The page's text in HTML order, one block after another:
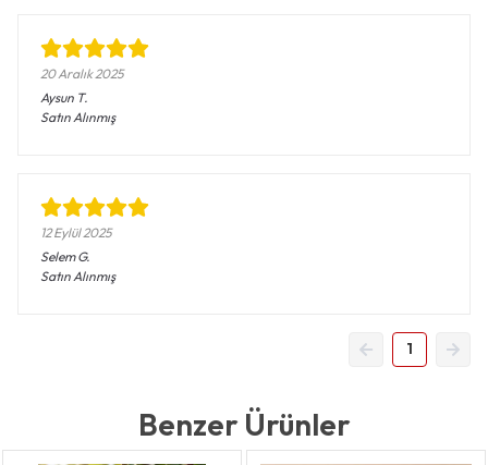
20 Aralık 2025
Aysun T.
Satın Alınmış
12 Eylül 2025
Selem G.
Satın Alınmış
1
Benzer Ürünler